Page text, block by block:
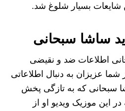
شایعات بسیار شلوغ شد.
ساشا سبحانی
اطلاعات ضد و نقیضی
شما عزیزان به دنبال اطلاعاتی
سبحانی که به تازگی پخش
این موزیک ویدیو او از